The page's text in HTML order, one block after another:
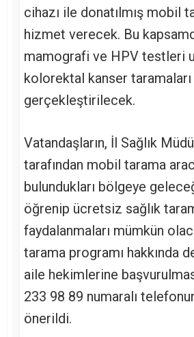
cihazı ile donatılmış mobil
hizmet verecek. Bu
mamografi ve HPV testleri
kolorektal kanser taramaları
gerçekleştirilecek.
Vatandaşların, İl Sağlık
tarafından mobil tarama
bulundukları bölgeye
öğrenip ücretsiz sağlık
faydalanmaları mümkün
tarama programı hakkında
aile hekimlerine
233 98 89 numaralı
önerildi.